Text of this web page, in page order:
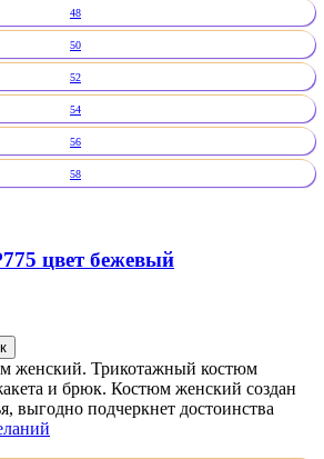
48
50
52
54
56
58
цвет бежевый
женский. Трикотажный костюм
и брюк. Костюм женский создан
выгодно подчеркнет достоинства